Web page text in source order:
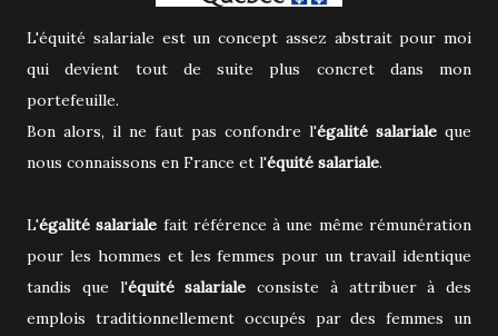
L'équité salariale est un concept assez abstrait pour moi
qui devient tout de suite plus concret dans mon
portefeuille.
Bon alors, il ne faut pas confondre l'égalité salariale que
nous connaissons en France et l'équité salariale.
L'égalité salariale fait référence à une même rémunération
pour les hommes et les femmes pour un travail identique
tandis que l'équité salariale consiste à attribuer à des
emplois traditionnellement occupés par des femmes un